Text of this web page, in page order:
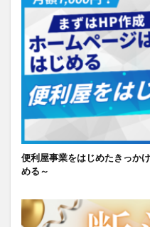
便利屋事業をはじめたきっか
める～